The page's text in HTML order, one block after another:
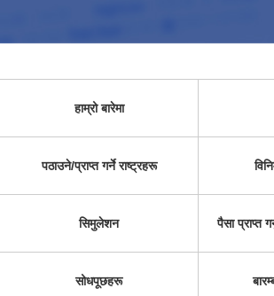
हाम्रो बारेमा
पठाउने/प्राप्त गर्ने राष्ट्रहरू
सिमुलेशन पैसा प्राप्त
सोधपूछहरू